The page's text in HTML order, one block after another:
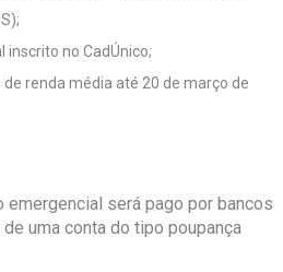
no CadÚnico;
renda média até 20 de março de
emergencial será pago por bancos
uma conta do tipo poupança